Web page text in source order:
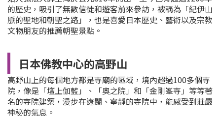
的歷史，吸引了無數信徒和遊客前來參訪，被稱為「紀伊山
脈的聖地和朝聖之路」，也是喜愛日本歷史、藝術以及宗教
文物朋友的推薦朝聖景點。
日本佛教中心的高野山
高野山上的每個地方都是寺廟的區域，境內超過100多個寺
院，像是「壇上伽藍」、「奧之院」和「金剛峯寺」等等著
名的寺院建築，漫步在遼闊、寧靜的寺院中，能感受到莊嚴
神秘的氣息。